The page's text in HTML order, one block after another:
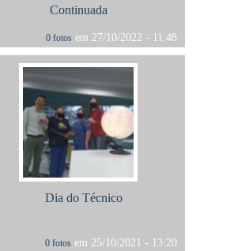
Continuada
0 fotos em 27/10/2022 - 11:48
Dia do Técnico
0 fotos em 25/10/2021 - 13:20